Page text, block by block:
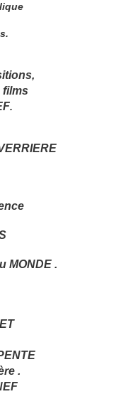
films
.
MONDE .
.